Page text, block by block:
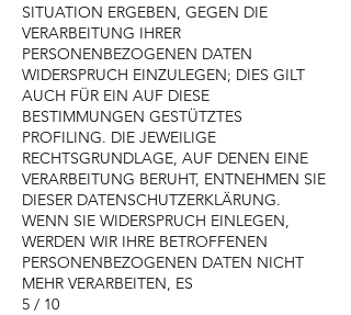
SITUATION ERGEBEN, GEGEN DIE
VERARBEITUNG IHRER
PERSONENBEZOGENEN DATEN
WIDERSPRUCH EINZULEGEN; DIES GILT
AUCH FÜR EIN AUF DIESE
BESTIMMUNGEN GESTÜTZTES
PROFILING. DIE JEWEILIGE
RECHTSGRUNDLAGE, AUF DENEN EINE
VERARBEITUNG BERUHT, ENTNEHMEN SIE
DIESER DATENSCHUTZERKLÄRUNG.
WENN SIE WIDERSPRUCH EINLEGEN,
WERDEN WIR IHRE BETROFFENEN
PERSONENBEZOGENEN DATEN NICHT
MEHR VERARBEITEN, ES
5 / 10